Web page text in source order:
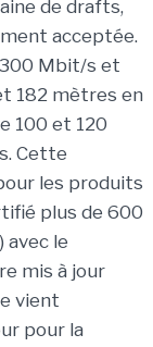
de drafts,
acceptée.
Mbit/s et
182 mètres en
100 et 120
Cette
les produits
plus de 600
avec le
mis à jour
vient
pour la